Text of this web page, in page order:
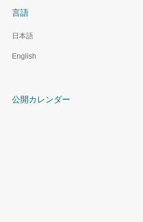
言語
日本語
English
公開カレンダー